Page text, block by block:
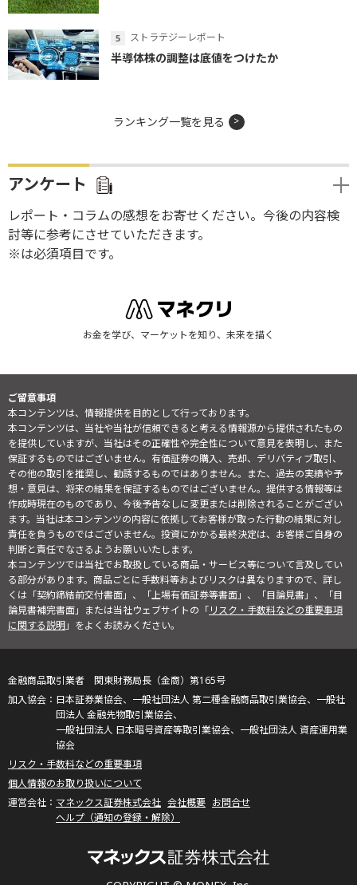
ストラテジーレポート
半導体株の調整は底値をつけたか
ランキング一覧を見る
アンケート
レポート・コラムの感想をお寄せください。今後の内容検
討等に参考にさせていただきます。
※は必須項目です。
お金を学び、マーケットを知り、未来を描く
ご留意事項
本コンテンツは、情報提供を目的として行っております。
本コンテンツは、当社や当社が信頼できると考える情報源から提供されたもの
を提供していますが、当社はその正確性や完全性について意見を表明し、また
保証するものではございません。有価証券の購入、売却、デリバティブ取引、
その他の取引を推奨し、勧誘するものではありません。また、過去の実績や予
想・意見は、将来の結果を保証するものではございません。提供する情報等は
作成時現在のものであり、今後予告なしに変更または削除されることがござい
ます。当社は本コンテンツの内容に依拠してお客様が取った行動の結果に対し
責任を負うものではございません。投資にかかる最終決定は、お客様ご自身の
判断と責任でなさるようお願いいたします。
本コンテンツでは当社でお取扱している商品・サービス等について言及してい
る部分があります。商品ごとに手数料等およびリスクは異なりますので、詳し
くは「契約締結前交付書面」、「上場有価証券等書面」、「目論見書」、「目
論見書補完書面」または当社ウェブサイトの「リスク・手数料などの重要事項
に関する説明」をよくお読みください。
金融商品取引業者 関東財務局長（金商）第165号
日本証券業協会、一般社団法人 第二種金融商品取引業協会、一般社
団法人 金融先物取引業協会、
一般社団法人 日本暗号資産等取引業協会、一般社団法人 資産運用業
協会
リスク・手数料などの重要事項
個人情報のお取り扱いについて
マネックス証券株式会社 会社概要 お問合せ
ヘルプ（通知の登録・解除）